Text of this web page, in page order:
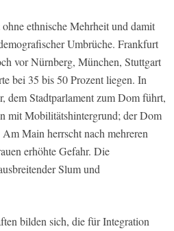
ethnische Mehrheit und damit
Umbrüche. Frankfurt
vor Nürnberg, München, Stuttgart
bei 35 bis 50 Prozent liegen. In
dem Stadtparlament zum Dom führt,
mit Mobilitätshintergrund; der Dom
Am Main herrscht nach mehreren
erhöhte Gefahr. Die
Slum und
bilden sich, die für Integration